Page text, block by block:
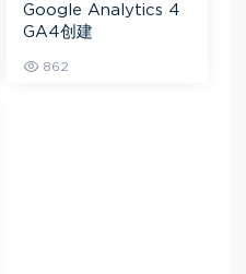
Google Analytics 4
GA4创建
862